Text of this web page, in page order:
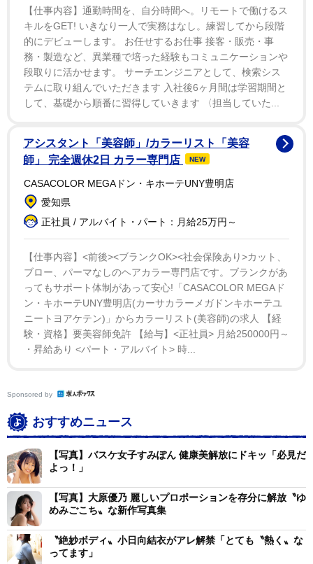
輩と一緒にドライブに行く途中で…」と語った。制服か
ら水着姿になる場面、浴室での撮影など、多くの思い出
が残った。
事務所先輩のＤＶＤを見て準備したという小日向。お
風呂シーンの〝泡ブラ〟で予習が生かされたという。古
と語った。自己評価は１２０点。「最初はめっちゃ緊張
してぎこちない。最後のシーンでは成長できて、いい感
じになりました。グラビアは楽しいですね」と話し、
「自分が出た雑誌で表紙になっている人を見て、『自分
もそこまで登り詰めたい』と思います」と意欲的だっ
た。
所属するフロレリーサは「ゴリゴリの清楚系です」と
いい「大きなステージに立ちたいです」と今後を見据え
た。北海道出身で、看護学校を出て上京し、看護師とし
て働いていた。自ら応募し昨年９月にグループに加入。
「きっかけは本当に小さなことです。学生時代にインス
いました。そのうちに承認欲求が高まったときに、一番
やりたいのがアイドルでした」と経緯を語った。
グラビアは年明けから開始。「楽しいですね。くびれ
を見てほしいです。何もしていないのですが、全然太ら
ない。お父さんに感謝ですね」と語っていた。
【仕事内容】通勤時間を、自分時間へ。リモートで働けるス
キルをGET! いきなり一人で実務はなし。練習してから段階
的にデビューします。 お任せするお仕事 接客・販売・事
務・製造など、異業種で培った経験もコミュニケーションや
段取りに活かせます。 サーチエンジニアとして、検索シス
テムに取り組んでいただきます 入社後6ヶ月間は学習期間と
して、基礎から順番に習得していきます 〈担当していた...
アシスタント「美容師」/カラーリスト「美容
師」 完全週休2日 カラー専門店
NEW
CASACOLOR MEGAドン・キホーテUNY豊明店
愛知県
正社員 / アルバイト・パート：月給25万円～
【仕事内容】<前後><ブランクOK><社会保険あり>カット、
ブロー、パーマなしのヘアカラー専門店です。ブランクがあ
ってもサポート体制があって安心!「CASACOLOR MEGAド
ン・キホーテUNY豊明店(カーサカラーメガドンキホーテユ
ニートヨアケテン)」からカラーリスト(美容師)の求人 【経
験・資格】要美容師免許 【給与】<正社員> 月給250000円～
・昇給あり <パート・アルバイト> 時...
Sponsored by
おすすめニュース
【写真】バスケ女子すみぽん 健康美解放にドキッ「必見だ
よっ！」
【写真】大原優乃 麗しいプロポーションを存分に解放〝ゆ
めみごこち〟な新作写真集
〝絶妙ボディ〟小日向結衣がアレ解禁「とても〝熱く〟な
ってます」